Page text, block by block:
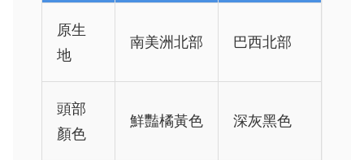
原生
地
南美洲北部 巴西北部
頭部
顏色
鮮豔橘黃色 深灰黑色